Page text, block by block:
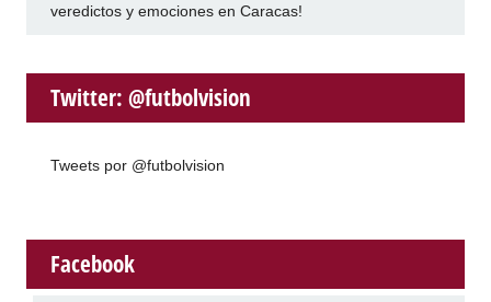
veredictos y emociones en Caracas!
Twitter: @futbolvision
Tweets por @futbolvision
Facebook